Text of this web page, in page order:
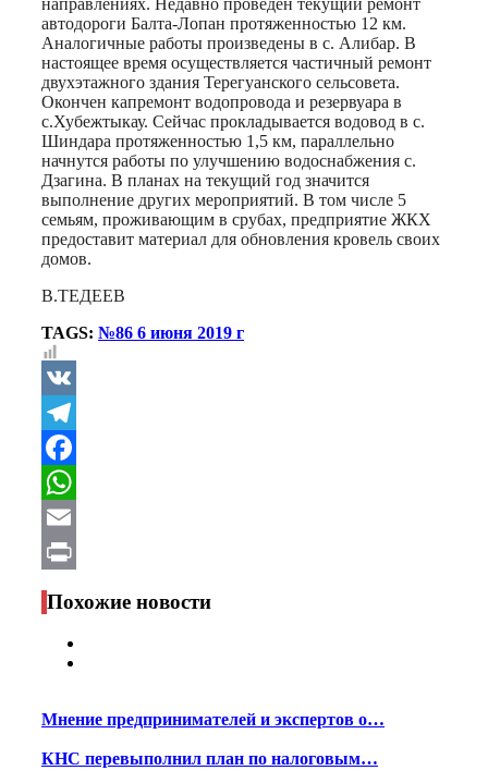
автодороги Балта-Лопан протяженностью 12 км.
Аналогичные работы произведены в с. Алибар. В
настоящее время осуществляется частичный ремонт
двухэтажного здания Терегуанского сельсовета.
Окончен капремонт водопровода и резервуара в
с.Хубежтыкау. Сейчас прокладывается водовод в с.
Шиндара протяженностью 1,5 км, параллельно
начнутся работы по улучшению водоснабжения с.
Дзагина. В планах на текущий год значится
выполнение других мероприятий. В том числе 5
семьям, проживающим в срубах, предприятие ЖКХ
предоставит материал для обновления кровель своих
домов.
В.ТЕДЕЕВ
TAGS: №86 6 июня 2019 г
VK
Telegram
Facebook
WhatsApp
Email
Print
Похожие новости
Мнение предпринимателей и экспертов о…
КНС перевыполнил план по налоговым…